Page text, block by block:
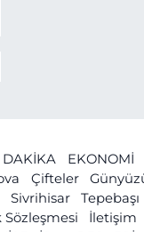
DAKİKA EKONOMİ
Çifteler
Sivrihisar Tepebaşı
Sözleşmesi İletişim